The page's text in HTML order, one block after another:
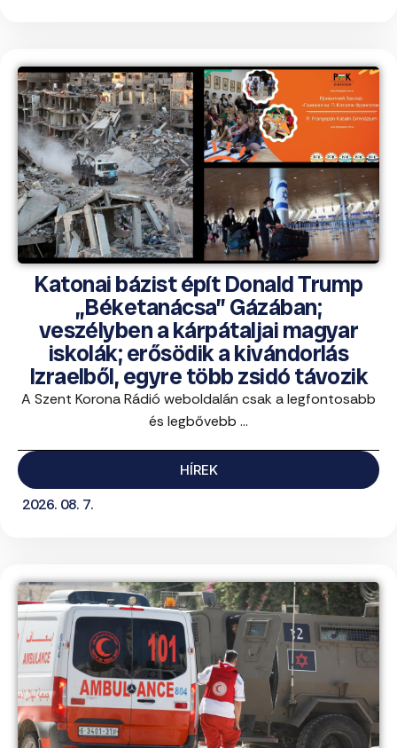
Katonai bázist épít Donald Trump
„Béketanácsa” Gázában;
veszélyben a kárpátaljai magyar
iskolák; erősödik a kivándorlás
Izraelből, egyre több zsidó távozik
A Szent Korona Rádió weboldalán csak a legfontosabb
és legbővebb ...
HÍREK
2026. 08. 7.